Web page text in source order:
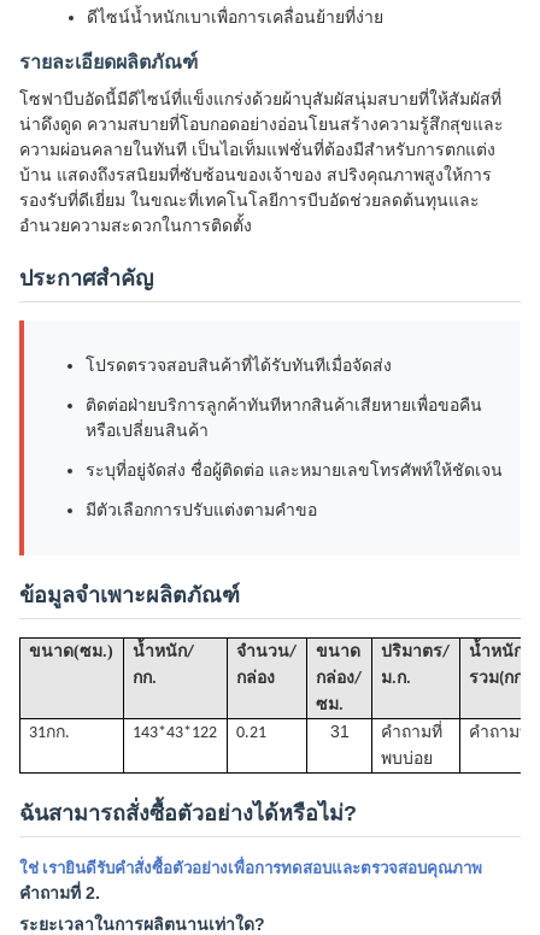
ดีไซน์น้ำหนักเบาเพื่อการเคลื่อนย้ายที่ง่าย
รายละเอียดผลิตภัณฑ์
โซฟาบีบอัดนี้มีดีไซน์ที่แข็งแกร่งด้วยผ้าบุสัมผัสนุ่มสบายที่ให้สัมผัสที่
น่าดึงดูด ความสบายที่โอบกอดอย่างอ่อนโยนสร้างความรู้สึกสุขและ
ความผ่อนคลายในทันที เป็นไอเท็มแฟชั่นที่ต้องมีสำหรับการตกแต่ง
บ้าน แสดงถึงรสนิยมที่ซับซ้อนของเจ้าของ สปริงคุณภาพสูงให้การ
รองรับที่ดีเยี่ยม ในขณะที่เทคโนโลยีการบีบอัดช่วยลดต้นทุนและ
อำนวยความสะดวกในการติดตั้ง
ประกาศสำคัญ
โปรดตรวจสอบสินค้าที่ได้รับทันทีเมื่อจัดส่ง
ติดต่อฝ่ายบริการลูกค้าทันทีหากสินค้าเสียหายเพื่อขอคืน
หรือเปลี่ยนสินค้า
ระบุที่อยู่จัดส่ง ชื่อผู้ติดต่อ และหมายเลขโทรศัพท์ให้ชัดเจน
มีตัวเลือกการปรับแต่งตามคำขอ
ข้อมูลจำเพาะผลิตภัณฑ์
ขนาด(ซม.)
น้ำหนัก/
กก.
จำนวน/
กล่อง
ขนาด
กล่อง/
ซม.
ปริมาตร/
ม.ก.
น้ำหนัก
รวม(กก.)
31กก. 143*43*122 0.21 31
คำถามที่
พบบ่อย
คำถามที่
ฉันสามารถสั่งซื้อตัวอย่างได้หรือไม่?
ใช่ เรายินดีรับคำสั่งซื้อตัวอย่างเพื่อการทดสอบและตรวจสอบคุณภาพ
คำถามที่ 2.
ระยะเวลาในการผลิตนานเท่าใด?